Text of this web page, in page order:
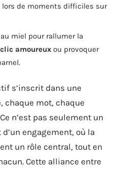
lors de moments difficiles sur
miel pour rallumer la
amoureux ou provoquer
s’inscrit dans une
chaque mot, chaque
n’est pas seulement un
engagement, où la
un rôle central, tout en
Cette alliance entre